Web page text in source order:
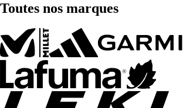
Toutes nos marques